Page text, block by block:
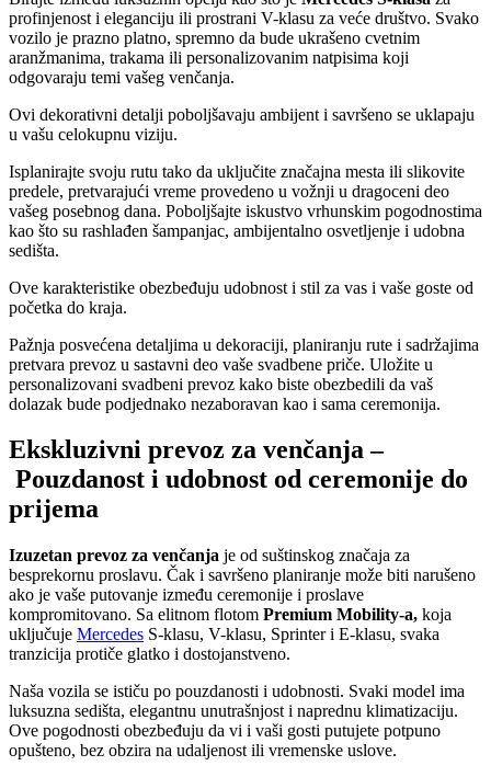
profinjenost i eleganciju ili prostrani V-klasu za veće društvo. Svako
vozilo je prazno platno, spremno da bude ukrašeno cvetnim
aranžmanima, trakama ili personalizovanim natpisima koji
odgovaraju temi vašeg venčanja.
Ovi dekorativni detalji poboljšavaju ambijent i savršeno se uklapaju
u vašu celokupnu viziju.
Isplanirajte svoju rutu tako da uključite značajna mesta ili slikovite
predele, pretvarajući vreme provedeno u vožnji u dragoceni deo
vašeg posebnog dana. Poboljšajte iskustvo vrhunskim pogodnostima
kao što su rashlađen šampanjac, ambijentalno osvetljenje i udobna
sedišta.
Ove karakteristike obezbeđuju udobnost i stil za vas i vaše goste od
početka do kraja.
Pažnja posvećena detaljima u dekoraciji, planiranju rute i sadržajima
pretvara prevoz u sastavni deo vaše svadbene priče. Uložite u
personalizovani svadbeni prevoz kako biste obezbedili da vaš
dolazak bude podjednako nezaboravan kao i sama ceremonija.
Ekskluzivni prevoz za venčanja –
Pouzdanost i udobnost od ceremonije do
prijema
Izuzetan prevoz za venčanja je od suštinskog značaja za
besprekornu proslavu. Čak i savršeno planiranje može biti narušeno
ako je vaše putovanje između ceremonije i proslave
kompromitovano. Sa elitnom flotom Premium Mobility-a, koja
uključuje Mercedes S-klasu, V-klasu, Sprinter i E-klasu, svaka
tranzicija protiče glatko i dostojanstveno.
Naša vozila se ističu po pouzdanosti i udobnosti. Svaki model ima
luksuzna sedišta, elegantnu unutrašnjost i naprednu klimatizaciju.
Ove pogodnosti obezbeđuju da vi i vaši gosti putujete potpuno
opušteno, bez obzira na udaljenost ili vremenske uslove.